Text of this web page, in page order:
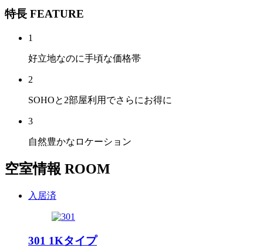
特長 FEATURE
1
好立地なのに手頃な価格帯
2
SOHOと2部屋利用でさらにお得に
3
自然豊かなロケーション
空室情報 ROOM
入居済
301 1Kタイプ